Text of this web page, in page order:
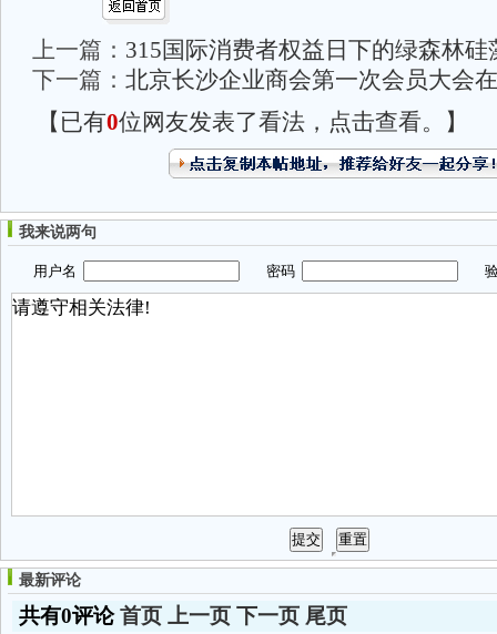
上一篇： 315国际消费者权益日下的绿森林硅
下一篇： 北京长沙企业商会第一次会员大会
【已有0位网友发表了看法，点击查看。】
我来说两句
用户名 密码 验
最新评论
共有0评论首页 上一页 下一页 尾页